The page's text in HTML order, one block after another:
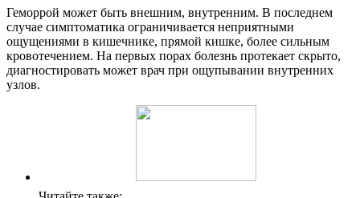
Геморрой может быть внешним, внутренним. В последнем
случае симптоматика ограничивается неприятными
ощущениями в кишечнике, прямой кишке, более сильным
кровотечением. На первых порах болезнь протекает скрыто,
диагностировать может врач при ощупывании внутренних
узлов.